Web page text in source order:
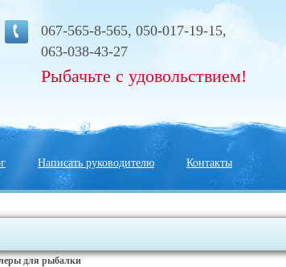
067-565-8-565, 050-017-19-15,
063-038-43-27
Рыбачьте с удовольствием!
Написать руководителю Контакты
для рыбалки